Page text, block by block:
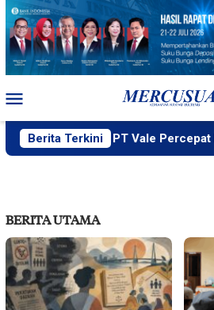
Loncat
konten
Mobile
Berita Terkini
MIND ID, PT Vale Percepat
BERITA UTAMA